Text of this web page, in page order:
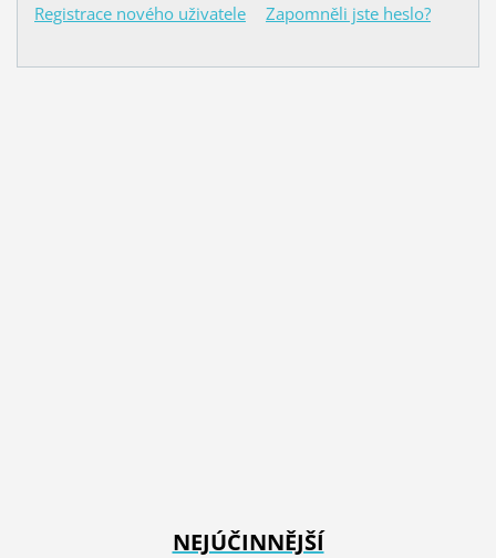
Registrace nového uživatele Zapomněli jste heslo?
NEJÚČINNĚJŠÍ